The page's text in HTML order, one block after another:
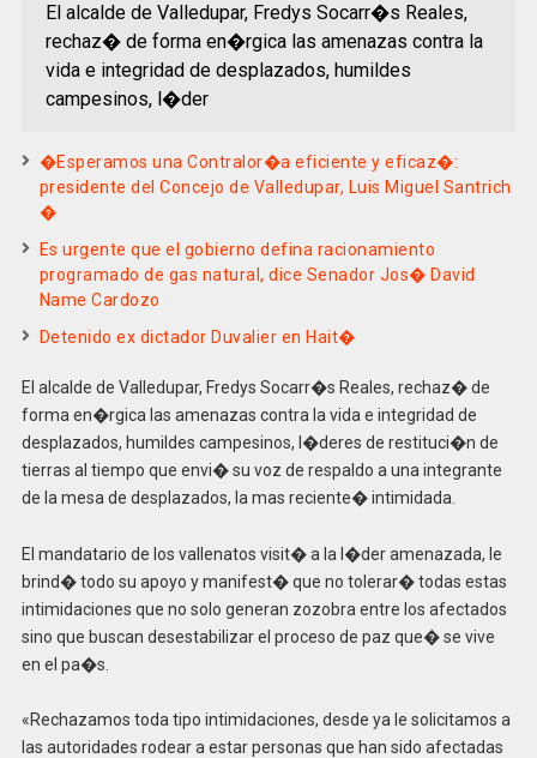
El alcalde de Valledupar, Fredys Socarr�s Reales,
rechaz� de forma en�rgica las amenazas contra la
vida e integridad de desplazados, humildes
campesinos, l�der
�Esperamos una Contralor�a eficiente y eficaz�:
presidente del Concejo de Valledupar, Luis Miguel Santrich
�
Es urgente que el gobierno defina racionamiento
programado de gas natural, dice Senador Jos� David
Name Cardozo
Detenido ex dictador Duvalier en Hait�
El alcalde de Valledupar, Fredys Socarr�s Reales, rechaz� de
forma en�rgica las amenazas contra la vida e integridad de
desplazados, humildes campesinos, l�deres de restituci�n de
tierras al tiempo que envi� su voz de respaldo a una integrante
de la mesa de desplazados, la mas reciente� intimidada.
El mandatario de los vallenatos visit� a la l�der amenazada, le
brind� todo su apoyo y manifest� que no tolerar� todas estas
intimidaciones que no solo generan zozobra entre los afectados
sino que buscan desestabilizar el proceso de paz que� se vive
en el pa�s.
«Rechazamos toda tipo intimidaciones, desde ya le solicitamos a
las autoridades rodear a estar personas que han sido afectadas